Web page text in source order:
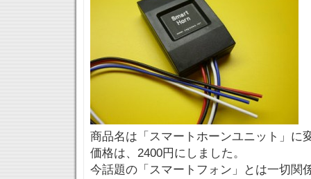
商品名は「スマートホーンユニット」に
価格は、2400円にしました。
今話題の「スマートフォン」とは一切関